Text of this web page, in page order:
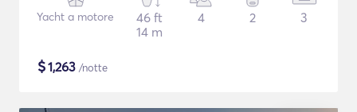
Yacht a motore
46 ft
14 m
4 2 3
$1,263 /notte